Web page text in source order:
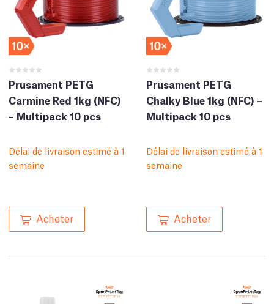
Prusament PETG
Carmine Red 1kg (NFC)
– Multipack 10 pcs
Délai de livraison estimé à 1
semaine
Acheter
Prusament PETG
Chalky Blue 1kg (NFC) –
Multipack 10 pcs
Délai de livraison estimé à 1
semaine
Acheter